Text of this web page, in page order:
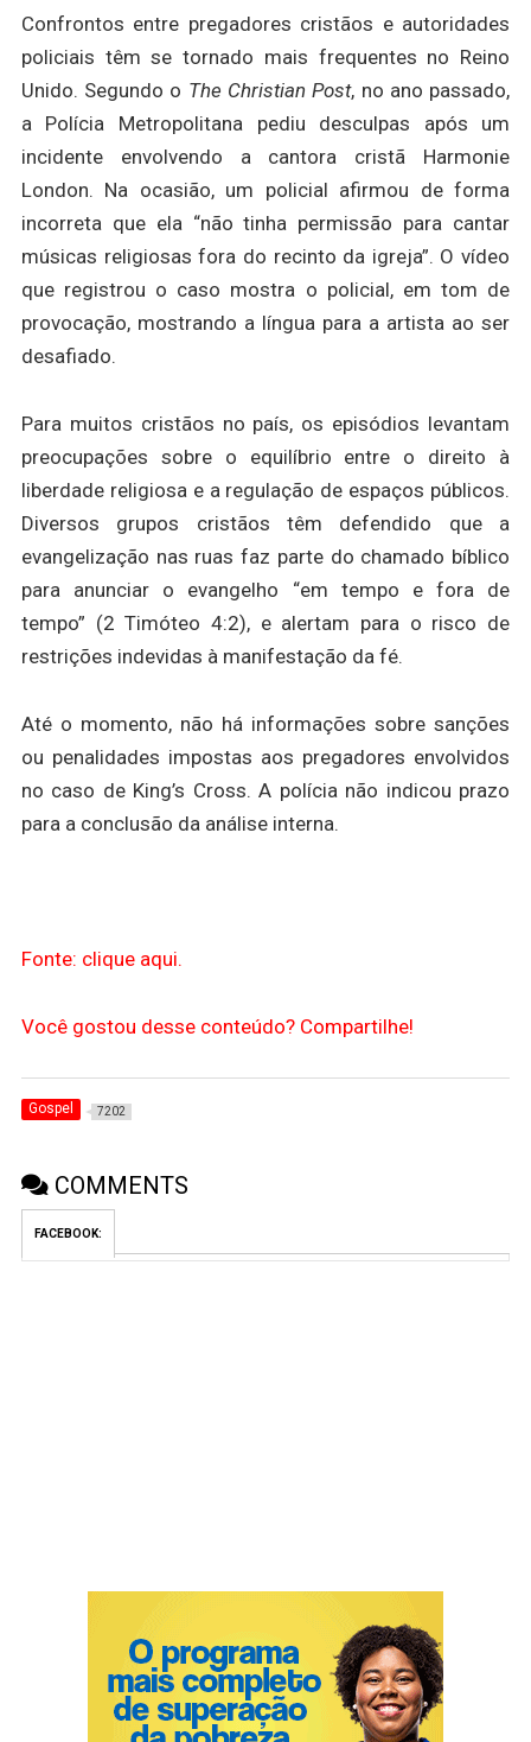
Confrontos entre pregadores cristãos e autoridades
policiais têm se tornado mais frequentes no Reino
Unido. Segundo o The Christian Post, no ano passado,
a Polícia Metropolitana pediu desculpas após um
incidente envolvendo a cantora cristã Harmonie
London. Na ocasião, um policial afirmou de forma
incorreta que ela “não tinha permissão para cantar
músicas religiosas fora do recinto da igreja”. O vídeo
que registrou o caso mostra o policial, em tom de
provocação, mostrando a língua para a artista ao ser
desafiado.
Para muitos cristãos no país, os episódios levantam
preocupações sobre o equilíbrio entre o direito à
liberdade religiosa e a regulação de espaços públicos.
Diversos grupos cristãos têm defendido que a
evangelização nas ruas faz parte do chamado bíblico
para anunciar o evangelho “em tempo e fora de
tempo” (2 Timóteo 4:2), e alertam para o risco de
restrições indevidas à manifestação da fé.
Até o momento, não há informações sobre sanções
ou penalidades impostas aos pregadores envolvidos
no caso de King’s Cross. A polícia não indicou prazo
para a conclusão da análise interna.
Fonte: clique aqui.
Você gostou desse conteúdo? Compartilhe!
Gospel 7202
COMMENTS
FACEBOOK: